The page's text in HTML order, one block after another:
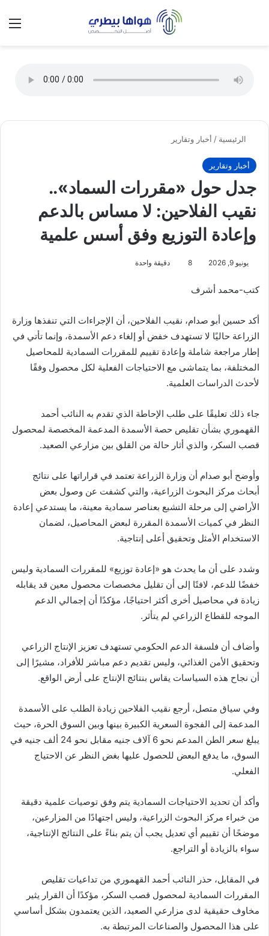
الوضع
الرئيسية / أخبار وتقارير
أخبار وتقارير
جدل حول «مقررات السماد»..
نقيب الفلاحين: لا مساس بالدعم
وإعادة التوزيع وفق أسس علمية
يونيو 9, 2026 8 دقيقة واحدة
كتب-محمد أشرف
أكد حسين أبو صدام، نقيب الفلاحين، أن الإجراءات التي تنفذها وزارة
الزراعة حاليًا لا تستهدف خفض أو إلغاء دعم الأسمدة، وإنما تأتي في
إطار مراجعة شاملة وإعادة تقييم للمقررات السمادية للمحاصيل
المختلفة، بما يتماشى مع الاحتياجات الفعلية لكل محصول وفقًا
لأحدث الدراسات العلمية.
جاء ذلك تعليقًا على طلب الإحاطة الذي تقدم به النائب أحمد
القهموري بشأن تقليص حصة الأسمدة المدعمة المخصصة لمحصول
قصب السكر، والذي أثار حالة من القلق بين مزارعي الصعيد.
وأوضح أبو صدام أن وزارة الزراعة تعتمد في قراراتها على نتائج
أبحاث مركز البحوث الزراعية، والتي كشفت عن وصول بعض
الأراضي إلى مرحلة التشبع بعناصر سمادية معينة، ما يستدعي إعادة
النظر في كميات الأسمدة المقررة لبعض المحاصيل، لضمان
الاستخدام الأمثل وتحقيق أعلى إنتاجية.
وشدد على أن ما يحدث هو «إعادة توزيع» للمقررات السمادية وليس
خفضًا للدعم، لافتًا إلى أن تقليل مخصصات محصول معين قد يقابله
زيادة في محاصيل أخرى أكثر احتياجًا، مؤكدًا أن إجمالي الدعم
الموجه للقطاع الزراعي لم يتأثر.
وأضاف أن فلسفة الدعم الحكومي تستهدف تعزيز الإنتاج الزراعي
وتحقيق الأمن الغذائي، وليس تقديم دعم مباشر للأفراد، مشيرًا إلى
أن نجاح هذه السياسات يقاس بنتائج الإنتاج على أرض الواقع.
وفي سياق متصل، أرجع نقيب الفلاحين زيادة الطلب على الأسمدة
المدعمة إلى الفجوة السعرية الكبيرة بينها وبين السوق الحرة، حيث
يبلغ سعر الطن المدعم نحو 6 آلاف جنيه مقابل نحو 24 ألف جنيه في
السوق، ما يدفع البعض للحصول عليها بغض النظر عن الاحتياج
الفعلي.
وأكد أن تحديد الاحتياجات السمادية يتم وفق توصيات علمية دقيقة
من خبراء مركز البحوث الزراعية، وليس اجتهادًا من المزارعين،
موضحًا أن تقييم أي تعديل يجب أن يتم بناءً على النتائج الإنتاجية،
سواء بالزيادة أو التراجع.
في المقابل، حذر النائب أحمد القهموري من تداعيات تقليص
المقررات السمادية لمحصول قصب السكر، مؤكدًا أن القرار يثير
مخاوف حقيقية لدى مزارعي الصعيد، الذين يعتمدون بشكل أساسي
على هذا المحصول والصناعات المرتبطة به.